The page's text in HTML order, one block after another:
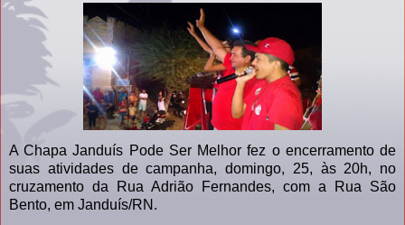
A Chapa Janduís Pode Ser Melhor fez o encerramento de
suas atividades de campanha, domingo, 25, às 20h, no
cruzamento da Rua Adrião Fernandes, com a Rua São
Bento, em Janduís/RN.